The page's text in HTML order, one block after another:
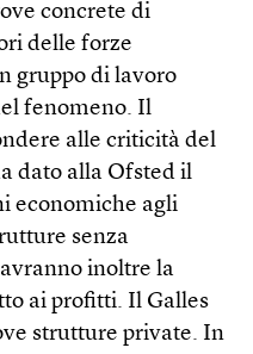
concrete di
delle forze
gruppo di lavoro
fenomeno. Il
alle criticità del
dato alla Ofsted il
economiche agli
senza
inoltre la
ai profitti. Il Galles
strutture private. In